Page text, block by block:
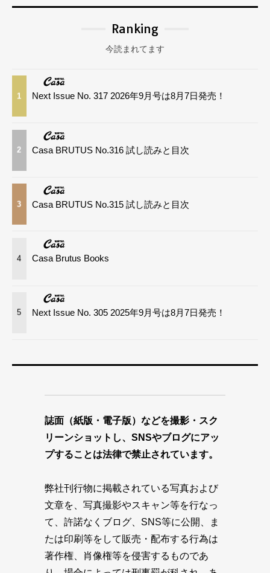
Ranking
今読まれてます
1 Next Issue No. 317 2026年9月号は8月7日発売！
2 Casa BRUTUS No.316 試し読みと目次
3 Casa BRUTUS No.315 試し読みと目次
4 Casa Brutus Books
5 Next Issue No. 305 2025年9月号は8月7日発売！
誌面（紙版・電子版）などを撮影・スク
リーンショットし、SNSやブログにアッ
プすることは法律で禁止されています。
弊社刊行物に掲載されている写真および
文章を、写真撮影やスキャン等を行なっ
て、許諾なくブログ、SNS等に公開、ま
たは印刷等をして販売・配布する行為は
著作権、肖像権等を侵害するものであ